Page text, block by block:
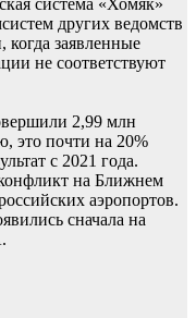
система «Хомяк»
других ведомств
заявленные
не соответствуют
2,99 млн
это почти на 20%
с 2021 года.
на Ближнем
аэропортов.
сначала на